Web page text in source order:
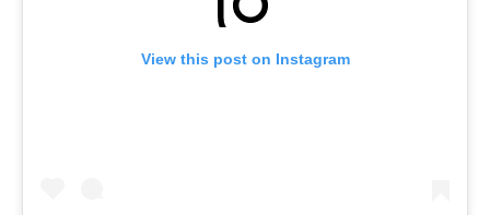
View this post on Instagram